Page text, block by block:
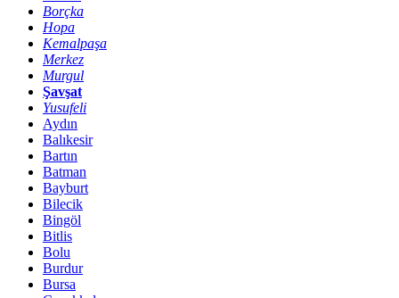
Borçka
Hopa
Kemalpaşa
Merkez
Murgul
Şavşat
Yusufeli
Aydın
Balıkesir
Bartın
Batman
Bayburt
Bilecik
Bingöl
Bitlis
Bolu
Burdur
Bursa